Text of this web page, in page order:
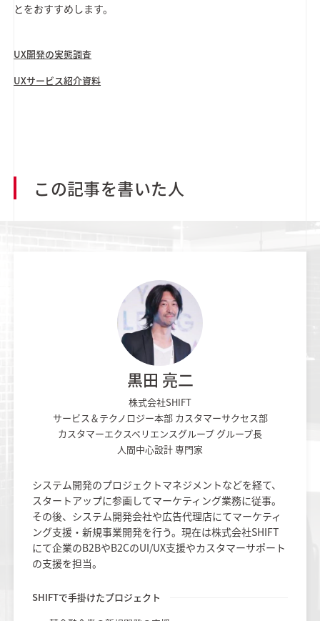
とをおすすめします。
UX開発の実態調査
UXサービス紹介資料
この記事を書いた人
株式会社SHIFT
サービス＆テクノロジー本部 カスタマーサクセス部
カスタマーエクスペリエンスグループ グループ長
人間中心設計 専門家
黒田 亮二
システム開発のプロジェクトマネジメントなどを経て、
スタートアップに参画してマーケティング業務に従事。
その後、システム開発会社や広告代理店にてマーケティ
ング支援・新規事業開発を行う。現在は株式会社SHIFT
にて企業のB2BやB2CのUI/UX支援やカスタマーサポート
の支援を担当。
SHIFTで手掛けたプロジェクト